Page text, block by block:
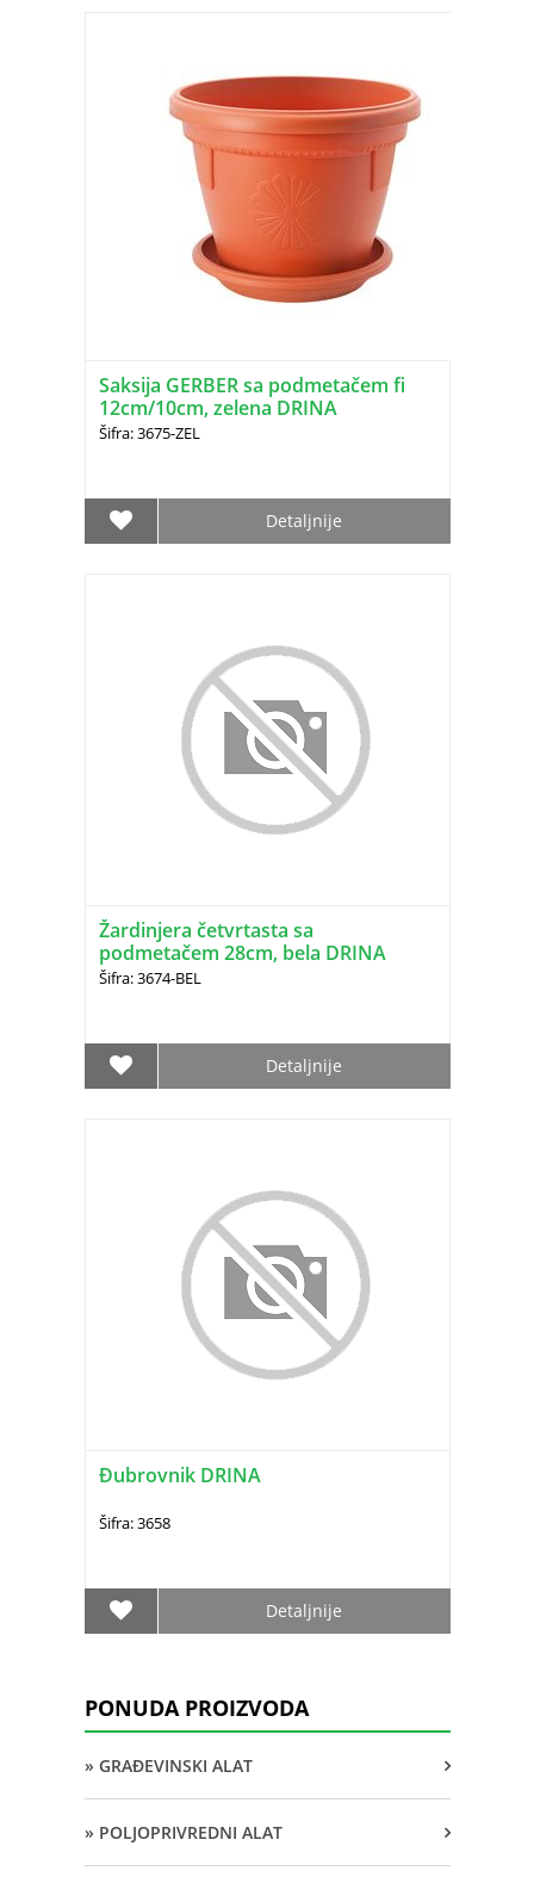
Saksija GERBER sa podmetačem fi
12cm/10cm, zelena DRINA
Šifra: 3675-ZEL
Detaljnije
Žardinjera četvrtasta sa
podmetačem 28cm, bela DRINA
Šifra: 3674-BEL
Detaljnije
Ðubrovnik DRINA
Šifra: 3658
Detaljnije
PONUDA PROIZVODA
» GRAĐEVINSKI ALAT
» POLJOPRIVREDNI ALAT